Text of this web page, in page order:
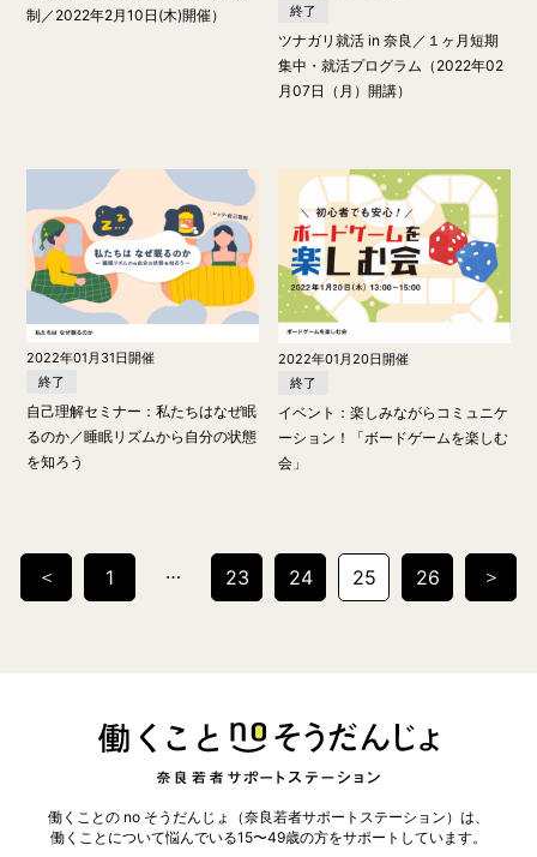
制／2022年2月10日(木)開催）
終了
ツナガリ就活 in 奈良／１ヶ月短期
集中・就活プログラム（2022年02
月07日（月）開講）
2022年01月31日開催
終了
自己理解セミナー：私たちはなぜ眠
るのか／睡眠リズムから自分の状態
を知ろう
2022年01月20日開催
終了
イベント：楽しみながらコミュニケ
ーション！「ボードゲームを楽しむ
会」
＜ 1 … 23 24 25 26 ＞
働くことの no そうだんじょ（奈良若者サポートステーション）は、
働くことについて悩んでいる15〜49歳の方をサポートしています。